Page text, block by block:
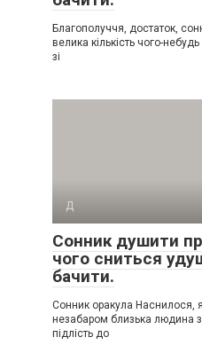
Благополуччя, достаток,
велика кількість чого-
зі
Д
Сонник душити
чого сниться
бачити.
Сонник оракула Наснилося,
незабаром близька людина
підлість до